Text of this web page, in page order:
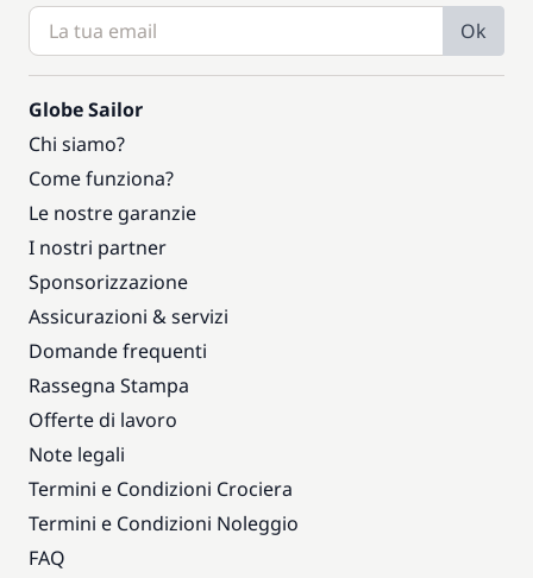
Ok
Globe Sailor
Chi siamo?
Come funziona?
Le nostre garanzie
I nostri partner
Sponsorizzazione
Assicurazioni & servizi
Domande frequenti
Rassegna Stampa
Offerte di lavoro
Note legali
Termini e Condizioni Crociera
Termini e Condizioni Noleggio
FAQ